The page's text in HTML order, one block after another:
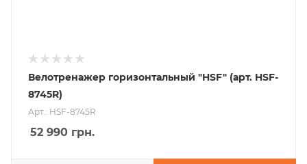
Велотренажер горизонтальный "HSF" (арт. HSF-
8745R)
Арт.: HSF-8745R
52 990 грн.